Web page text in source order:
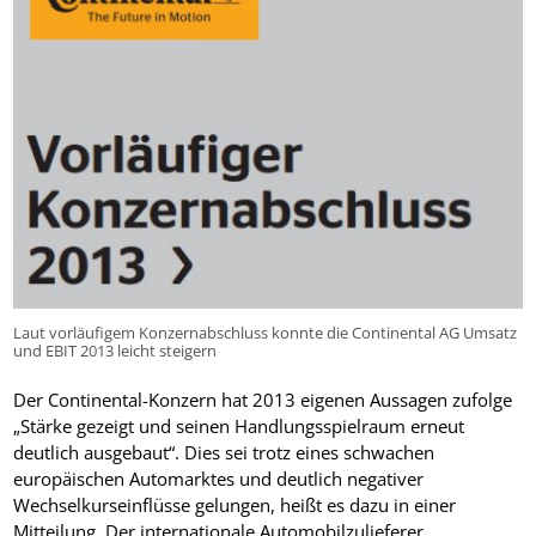
Laut vorläufigem Konzernabschluss konnte die Continental AG Umsatz
und EBIT 2013 leicht steigern
Der Continental-Konzern hat 2013 eigenen Aussagen zufolge
„Stärke gezeigt und seinen Handlungsspielraum erneut
deutlich ausgebaut“. Dies sei trotz eines schwachen
europäischen Automarktes und deutlich negativer
Wechselkurseinflüsse gelungen, heißt es dazu in einer